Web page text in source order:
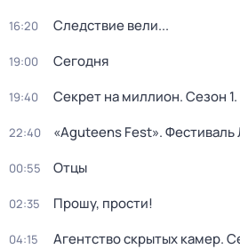
16:20 Следствие вели...
19:00 Сегодня
19:40 Секрет на миллион. Сезон 1
22:40 «Aguteens Fest».
00:55 Отцы
02:35 Прошу, прости!
04:15 Агентство скрытых камер.